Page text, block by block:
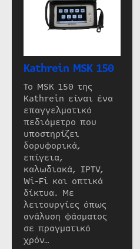
Kathrein MSK 150
Το MSK 150 της
Kathrein είναι ένα
επαγγελματικό
πεδιόμετρο που
υποστηρίζει
δορυφορικά,
επίγεια,
καλωδιακά, IPTV,
Wi-Fi και οπτικά
δίκτυα. Με
λειτουργίες όπως
ανάλυση φάσματος
σε πραγματικό
χρόν…